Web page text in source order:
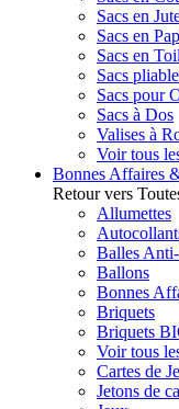
Sacs en
Sacs en
Sacs en
Sacs
Sacs pour
Sacs à Dos
Valises à
Voir tous
Bonnes Affaires
Retour vers
Allumettes
Balles
Ballons
Bonnes
Briquets
Briquets
Voir tous
Cartes de
Jetons de